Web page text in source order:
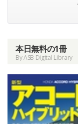
本日無料の1冊
By ASB Digital Library